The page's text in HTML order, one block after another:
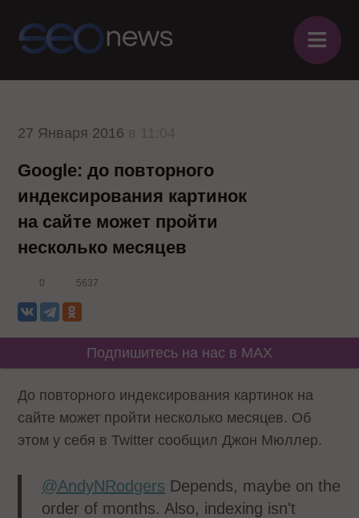
≡
27 Января 2016
Google: до повторного
индексирования картинок
на сайте может пройти
несколько месяцев
0 5637
Подпишитесь на нас в MAX
До повторного индексирования картинок на
сайте может пройти несколько месяцев. Об
этом у себя в Twitter сообщил Джон Мюллер.
@AndyNRodgers Depends, maybe on the
order of months. Also, indexing isn't